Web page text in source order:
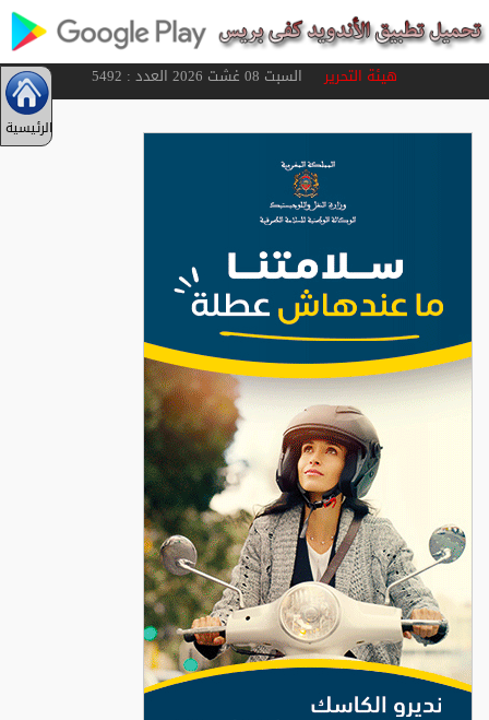
هيئة التحريرالسبت 08 غشت 2026 العدد : 5492
الرئيسية